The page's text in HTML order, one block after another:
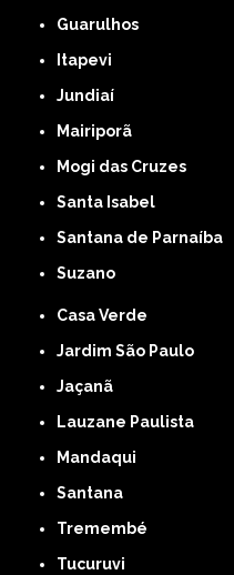
Guarulhos
Itapevi
Jundiaí
Mairiporã
Mogi das Cruzes
Santa Isabel
Santana de Parnaíba
Suzano
Casa Verde
Jardim São Paulo
Jaçanã
Lauzane Paulista
Mandaqui
Santana
Tremembé
Tucuruvi